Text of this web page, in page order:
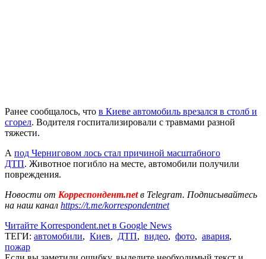
Ранее сообщалось, что в Киеве автомобиль врезался в столб и
сгорел. Водителя госпитализировали с травмами разной
тяжести.
А под Черниговом лось стал причиной масштабного
ДТП. Животное погибло на месте, автомобили получили
повреждения.
Новости от Корреспондент.netв Telegram. Подписывайтесь
на наш канал https://t.me/korrespondentnet
Читайте Korrespondent.net в Google News
ТЕГИ: автомобили, Киев, ДТП, видео, фото, авария,
пожар